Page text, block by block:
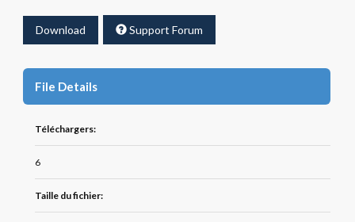
Download Support Forum
File Details
Téléchargers:
6
Taille du fichier: